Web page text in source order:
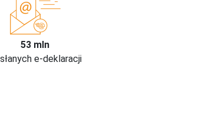
53 mln
e-deklaracji